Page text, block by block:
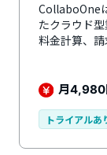
CollaboOne
たクラウド
料金計算、
ケージで提
複雑な料金
子帳簿保存法
い、ISO認
月4,980
トライアルあ